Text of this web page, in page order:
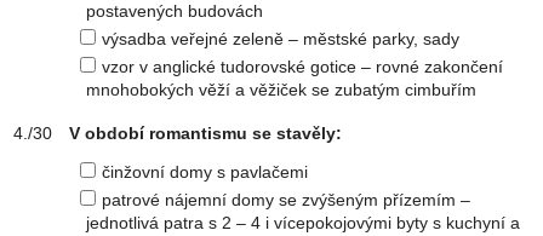
postavených budovách
výsadba veřejné zeleně – městské parky, sady
vzor v anglické tudorovské gotice – rovné zakončení
mnohobokých věží a věžiček se zubatým cimbuřím
V období romantismu se stavěly:
činžovní domy s pavlačemi
patrové nájemní domy se zvýšeným přízemím –
jednotlivá patra s 2 – 4 i vícepokojovými byty s kuchyní a